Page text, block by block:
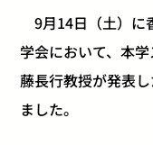
9月14日（土）に
学会において、本
藤長行教授が発表
ました。